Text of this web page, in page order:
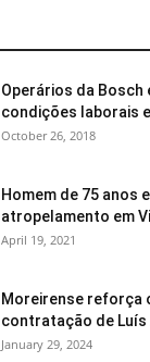
Operários da Bosch
condições laborais
October 26, 2018
Homem de 75 anos
atropelamento em
April 19, 2021
Moreirense reforça
contratação de Luís
January 29, 2024